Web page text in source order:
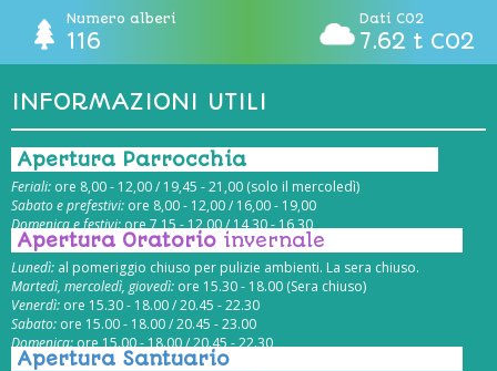
Numero alberi
116
Dati CO2
7.62 t CO2
INFORMAZIONI UTILI
Apertura Parrocchia
Feriali: ore 8,00 - 12,00 / 19,45 - 21,00 (solo il mercoledì)
Sabato e prefestivi: ore 8,00 - 12,00 / 16,00 - 19,00
Domenica e festivi:ore 7,15 - 12,00 / 14,30 - 16,30
Apertura Oratorio invernale
Lunedì: al pomeriggio chiuso per pulizie ambienti. La sera chiuso.
Martedì, mercoledì, giovedì: ore 15.30 - 18.00 (Sera chiuso)
Venerdì: ore 15.30 - 18.00 / 20.45 - 22.30
Sabato: ore 15.00 - 18.00 / 20.45 - 23.00
Domenica:ore 15.00 - 18.00 / 20.45 - 22.30
Apertura Santuario